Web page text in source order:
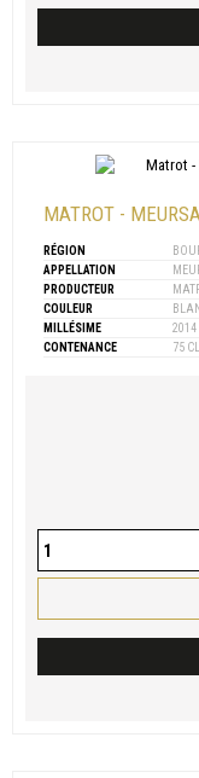
MATROT -
RÉGION
APPELLATION
PRODUCTEUR
COULEUR
MILLÉSIME
2014
CONTENANCE
75 CL